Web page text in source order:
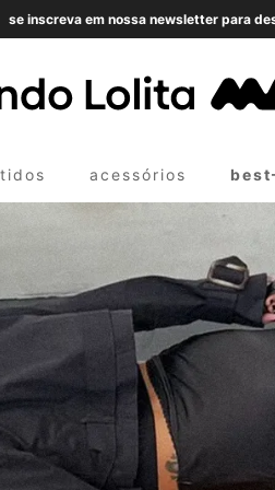
se inscreva em nossa newsletter para
acessórios